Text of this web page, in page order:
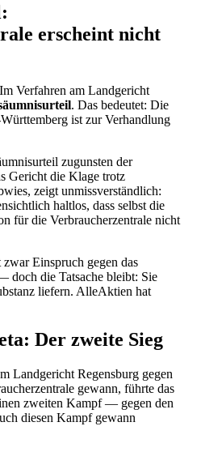
erscheint nicht
Verfahren am Landgericht
. Das bedeutet: Die
ist zur Verhandlung
zugunsten der
Gericht die Klage trotz
zeigt unmissverständlich:
haltlos, dass selbst die
für die Verbraucherzentrale nicht
Einspruch gegen das
doch die Tatsache bleibt: Sie
liefern. AlleAktien hat
Der zweite Sieg
Landgericht Regensburg gegen
gewann, führte das
zweiten Kampf — gegen den
diesen Kampf gewann